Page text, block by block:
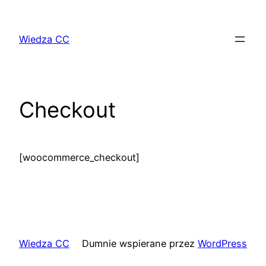
treściWiedza CC
Checkout
[woocommerce_checkout]
Wiedza CC Dumnie wspierane przez WordPress